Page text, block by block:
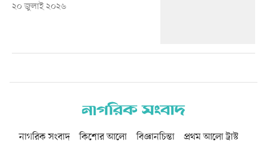
২০ জুলাই ২০২৬
নাগরিক সংবাদ কিশোর আলো বিজ্ঞানচিন্তা
প্রথম আলো ট্রাস্ট